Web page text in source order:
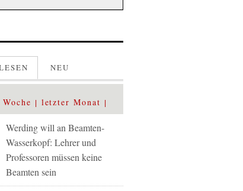
NEU
letzter Monat
Werding will an Beamten-
Wasserkopf: Lehrer und
Professoren müssen keine
Beamten sein